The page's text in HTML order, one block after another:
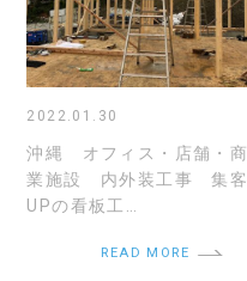
2022.01.30
沖縄 オフィス・店舗・商
業施設 内外装工事 集客
UPの看板工…
READ MORE